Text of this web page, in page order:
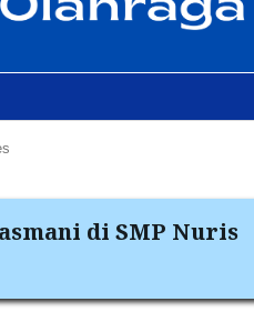
di SMP Nuris